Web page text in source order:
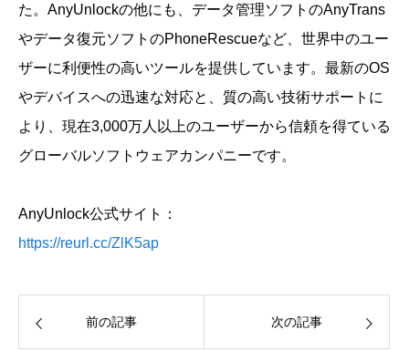
た。AnyUnlockの他にも、データ管理ソフトのAnyTrans
やデータ復元ソフトのPhoneRescueなど、世界中のユー
ザーに利便性の高いツールを提供しています。最新のOS
やデバイスへの迅速な対応と、質の高い技術サポートに
より、現在3,000万人以上のユーザーから信頼を得ている
グローバルソフトウェアカンパニーです。
AnyUnlock公式サイト：
https://reurl.cc/ZlK5ap
前の記事 次の記事